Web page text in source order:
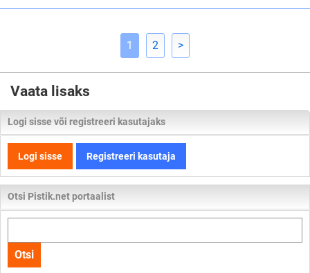
1 2 >
Vaata lisaks
Logi sisse või registreeri kasutajaks
Logi sisse Registreeri kasutaja
Otsi Pistik.net portaalist
kogu
lehelt
Otsi